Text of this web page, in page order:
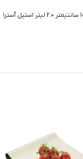
اولین کسی باشید که دیدگاهی می نویسد “قابلمه 16*10 سانتیمتر 2.0 لیتر استیل آسترا